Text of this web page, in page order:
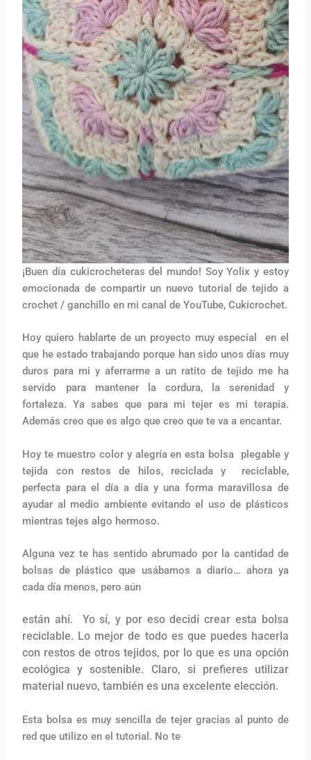
¡Buen día cukicrocheteras del mundo! Soy Yolix y estoy
emocionada de compartir un nuevo tutorial de tejido a
crochet / ganchillo en mi canal de YouTube, Cukicrochet.
Hoy quiero hablarte de un proyecto muy especial en el
que he estado trabajando porque han sido unos días muy
duros para mi y aferrarme a un ratito de tejido me ha
servido para mantener la cordura, la serenidad y
fortaleza. Ya sabes que para mi tejer es mi terapia.
Además creo que es algo que creo que te va a encantar.
Hoy te muestro color y alegría en esta bolsa plegable y
tejida con restos de hilos, reciclada y reciclable,
perfecta para el día a día y una forma maravillosa de
ayudar al medio ambiente evitando el uso de plásticos
mientras tejes algo hermoso.
Alguna vez te has sentido abrumado por la cantidad de
bolsas de plástico que usábamos a diario… ahora ya
cada día menos, pero aún
están ahí. Yo sí, y por eso decidí crear esta bolsa
reciclable. Lo mejor de todo es que puedes hacerla
con restos de otros tejidos, por lo que es una opción
ecológica y sostenible. Claro, si prefieres utilizar
material nuevo, también es una excelente elección.
Esta bolsa es muy sencilla de tejer gracias al punto de
red que utilizo en el tutorial. No te